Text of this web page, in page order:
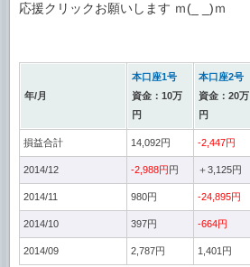
応援クリックお願いします ｍ(_ _)ｍ
年/月
本口座1号
資金：10万
円
本口座2号
資金：20万
円
損益合計 14,092円 -2,447円
2014/12 -2,988円円 ＋3,125円
2014/11 980円 -24,895円
2014/10 397円 -664円
2014/09 2,787円 1,401円